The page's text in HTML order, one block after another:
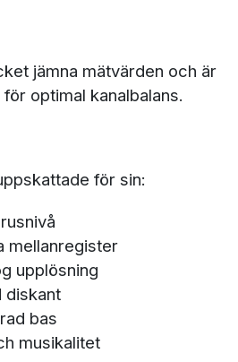
jämna mätvärden och är
optimal kanalbalans.
för sin:
mellanregister
upplösning
diskant
bas
musikalitet